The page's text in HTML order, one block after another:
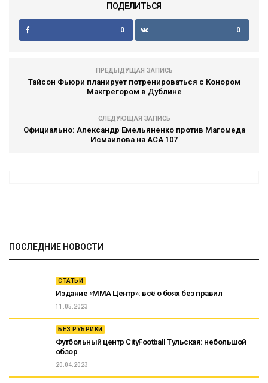
ПОДЕЛИТЬСЯ
0 0
ПРЕДЫДУЩАЯ ЗАПИСЬ
Тайсон Фьюри планирует потренироваться с Конором
Макгрегором в Дублине
СЛЕДУЮЩАЯ ЗАПИСЬ
Официально: Александр Емельяненко против Магомеда
Исмаилова на ACA 107
ПОСЛЕДНИЕ НОВОСТИ
СТАТЬИ
Издание «ММА Центр»: всё о боях без правил
11.05.2023
БЕЗ РУБРИКИ
Футбольный центр CityFootball Тульская: небольшой
обзор
20.04.2023